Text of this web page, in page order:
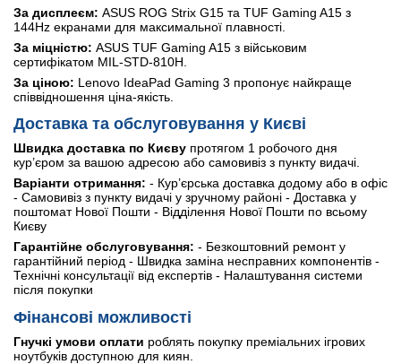
За дисплеєм: ASUS ROG Strix G15 та TUF Gaming A15 з
144Hz екранами для максимальної плавності.
За міцністю: ASUS TUF Gaming A15 з військовим
сертифікатом MIL-STD-810H.
За ціною: Lenovo IdeaPad Gaming 3 пропонує найкраще
співвідношення ціна-якість.
Доставка та обслуговування у Києві
Швидка доставка по Києву протягом 1 робочого дня
кур’єром за вашою адресою або самовивіз з пункту видачі.
Варіанти отримання: - Кур’єрська доставка додому або в офіс
- Самовивіз з пункту видачі у зручному районі - Доставка у
поштомат Нової Пошти - Відділення Нової Пошти по всьому
Києву
Гарантійне обслуговування: - Безкоштовний ремонт у
гарантійний період - Швидка заміна несправних компонентів -
Технічні консультації від експертів - Налаштування системи
після покупки
Фінансові можливості
Гнучкі умови оплати роблять покупку преміальних ігрових
ноутбуків доступною для киян.